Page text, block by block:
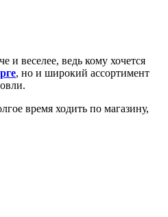
и веселее, ведь кому хочется
, но и широкий ассортимент
время ходить по магазину,